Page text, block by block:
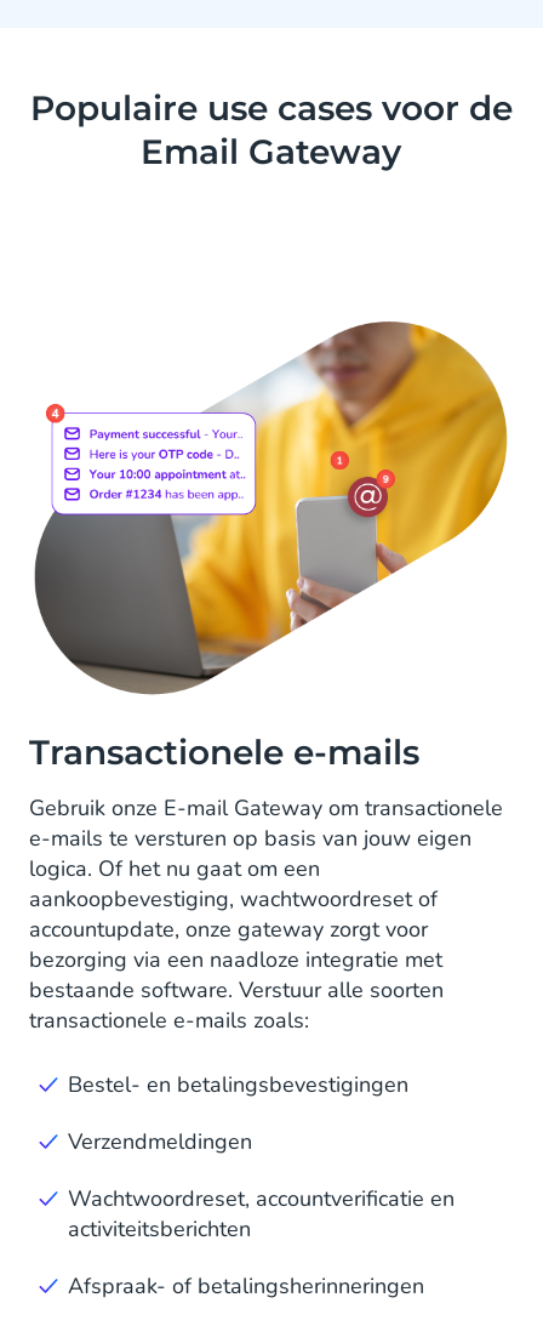
Populaire use cases voor de
Email Gateway
Transactionele e-mails
Gebruik onze E-mail Gateway om transactionele
e-mails te versturen op basis van jouw eigen
logica. Of het nu gaat om een
aankoopbevestiging, wachtwoordreset of
accountupdate, onze gateway zorgt voor
bezorging via een naadloze integratie met
bestaande software. Verstuur alle soorten
transactionele e-mails zoals:
Bestel- en betalingsbevestigingen
Verzendmeldingen
Wachtwoordreset, accountverificatie en
activiteitsberichten
Afspraak- of betalingsherinneringen